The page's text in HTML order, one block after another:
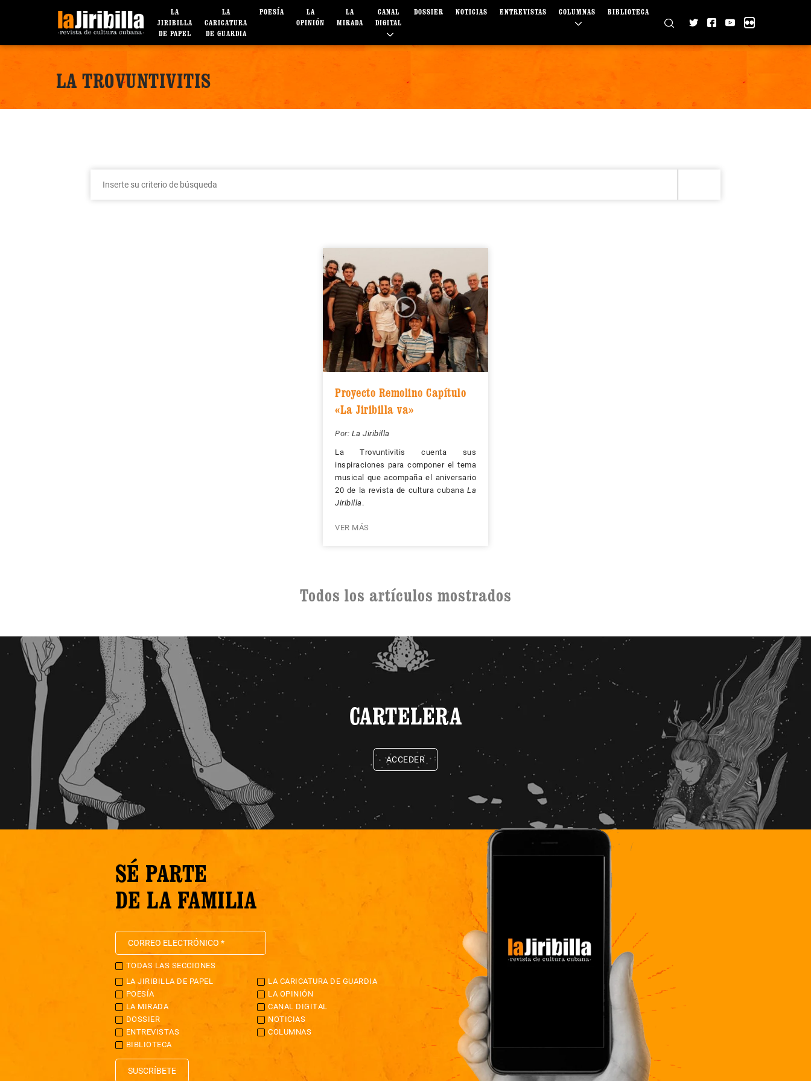
LA
JIRIBILLA
DE PAPEL
LA
CARICATURA
DE GUARDIA
POESÍA
LA
OPINIÓN
LA
MIRADA
CANAL
DIGITAL
DOSSIER NOTICIAS ENTREVISTAS COLUMNAS BIBLIOTECA
LA TROVUNTIVITIS
Proyecto Remolino Capítulo
«La Jiribilla va»
Por: La Jiribilla
La Trovuntivitis cuenta sus
inspiraciones para componer el tema
musical que acompaña el aniversario
20 de la revista de cultura cubana La
Jiribilla .
VER MÁS
Todos los artículos mostrados
CARTELERA
ACCEDER
SÉ PARTE
DE LA FAMILIA
TODAS LAS SECCIONES
LA JIRIBILLA DE PAPEL
LA CARICATURA DE GUARDIA
POESÍA
LA OPINIÓN
LA MIRADA
CANAL DIGITAL
DOSSIER
NOTICIAS
ENTREVISTAS
COLUMNAS
BIBLIOTECA
SUSCRÍBETE